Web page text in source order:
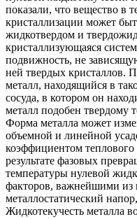
показали, что вещество в
кристаллизации может
жидкотвердом и
кристаллизующаяся
подвижность, не
ней твердых кристаллов.
металл, находящийся в
сосуда, в котором он
металл подобен твердому
Форма металла может
объемной и линейной
коэффициентом
результате фазовых
температуры нулевой
факторов, важнейшими из
металлостатический
Жидкотекучесть металла